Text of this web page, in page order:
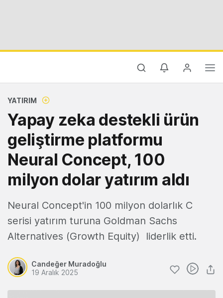
YATIRIM
Yapay zeka destekli ürün
geliştirme platformu
Neural Concept, 100
milyon dolar yatırım aldı
Neural Concept'in 100 milyon dolarlık C
serisi yatırım turuna Goldman Sachs
Alternatives (Growth Equity) liderlik etti.
Candeğer Muradoğlu
19 Aralık 2025